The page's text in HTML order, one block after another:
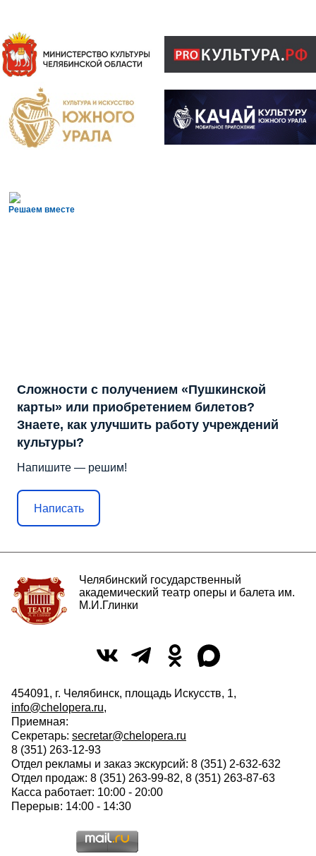
Решаем вместе
Сложности с получением «Пушкинской
карты» или приобретением билетов?
Знаете, как улучшить работу учреждений
культуры?
Напишите — решим!
Написать
Челябинский государственный
академический театр оперы и балета им.
М.И.Глинки
454091, г. Челябинск, площадь Искусств, 1,
info@chelopera.ru,
Приемная:
Секретарь: secretar@chelopera.ru
8 (351) 263-12-93
Отдел рекламы и заказ экскурсий: 8 (351) 2-632-632
Отдел продаж: 8 (351) 263-99-82, 8 (351) 263-87-63
Касса работает: 10:00 - 20:00
Перерыв: 14:00 - 14:30